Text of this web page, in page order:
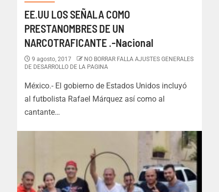
EE.UU LOS SEÑALA COMO
PRESTANOMBRES DE UN
NARCOTRAFICANTE .-Nacional
9 agosto, 2017
NO BORRAR FALLA AJUSTES GENERALES
DE DESARROLLO DE LA PAGINA
México.- El gobierno de Estados Unidos incluyó
al futbolista Rafael Márquez así como al
cantante…